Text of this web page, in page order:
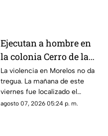
al interior de las unidades.
Ejecutan a hombre en
la colonia Cerro de la
Corona
La violencia en Morelos no da
tregua. La mañana de este
viernes fue localizado el
cuerpo de un hombre con
agosto 07, 2026 05:24 p. m.